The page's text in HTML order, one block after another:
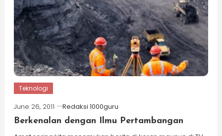
Teknologi
June 26, 2011
Redaksi 1000guru
Berkenalan dengan Ilmu Pertambangan